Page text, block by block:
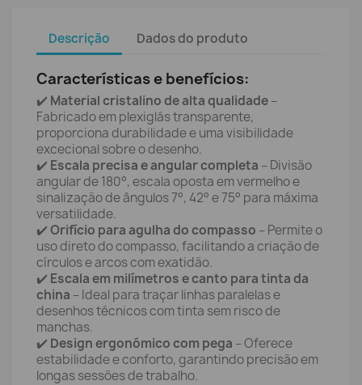
Descrição Dados do produto
Características e benefícios:
✔️ Material cristalino de alta qualidade–
Fabricado em plexiglás transparente,
proporciona durabilidade e uma visibilidade
excecional sobre o desenho.
✔️ Escala precisa e angular completa – Divisão
angular de 180°, escala oposta em vermelho e
sinalização de ângulos 7°, 42° e 75° para máxima
versatilidade.
✔️Orifício para agulha do compasso – Permite o
uso direto do compasso, facilitando a criação de
círculos e arcos com exatidão.
✔️ Escala em milímetros e canto para tinta da
china – Ideal para traçar linhas paralelas e
desenhos técnicos com tinta sem risco de
manchas.
✔️ Design ergonómico com pega – Oferece
estabilidade e conforto, garantindo precisão em
longas sessões de trabalho.